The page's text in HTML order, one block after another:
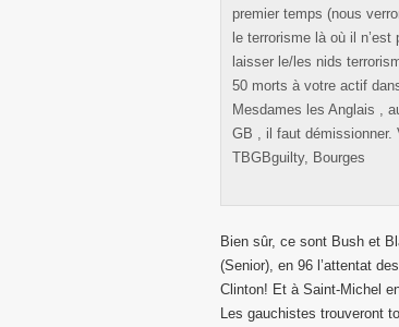
premier temps (nous
le terrorisme là où il
laisser le/les nids
50 morts à votre actif
Mesdames les Anglais ,
GB , il faut
TBGBguilty, Bourges
Bien sûr, ce sont Bush et
(Senior), en 96 l’attentat
Clinton! Et à Saint-Michel
Les gauchistes trouveront